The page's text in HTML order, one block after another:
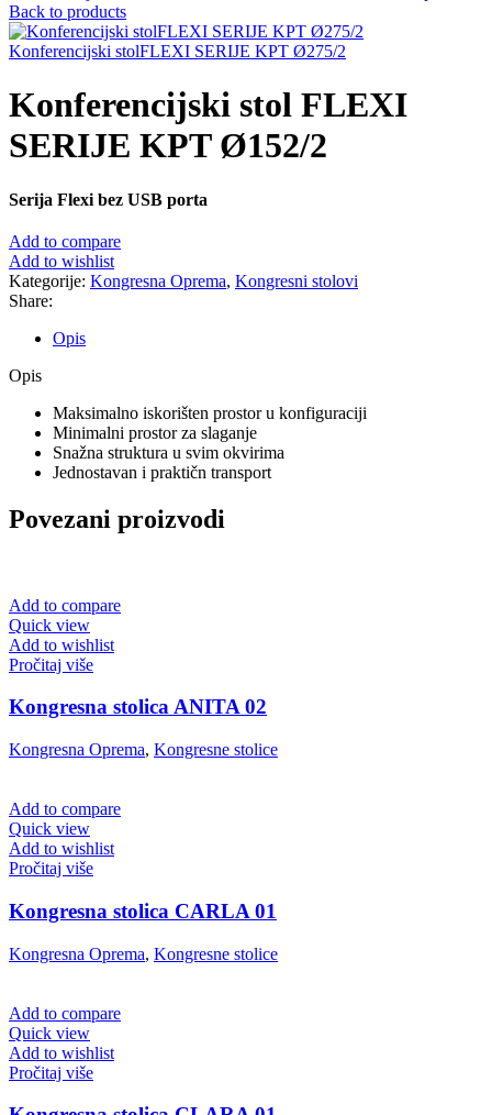
Back to products
Konferencijski stolFLEXI SERIJE KPT Ø275/2
Konferencijski stol FLEXI
SERIJE KPT Ø152/2
Serija Flexi bez USB porta
Add to compare
Add to wishlist
Kategorije: Kongresna Oprema, Kongresni stolovi
Share:
Opis
Opis
Maksimalno iskorišten prostor u konfiguraciji
Minimalni prostor za slaganje
Snažna struktura u svim okvirima
Jednostavan i praktičn transport
Povezani proizvodi
Add to compare
Quick view
Add to wishlist
Pročitaj više
Kongresna stolica ANITA 02
Kongresna Oprema, Kongresne stolice
Add to compare
Quick view
Add to wishlist
Pročitaj više
Kongresna stolica CARLA 01
Kongresna Oprema, Kongresne stolice
Add to compare
Quick view
Add to wishlist
Pročitaj više